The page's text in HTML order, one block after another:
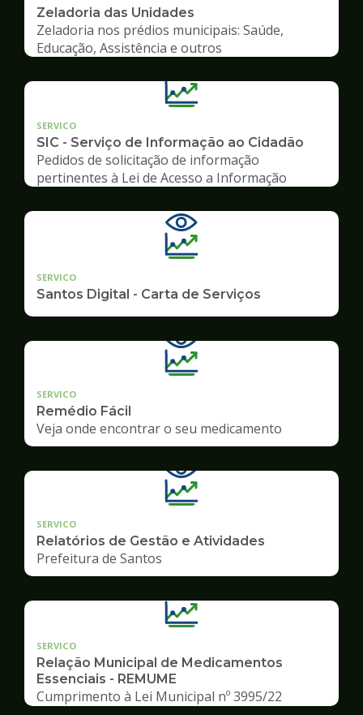
Zeladoria das Unidades
Zeladoria nos prédios municipais: Saúde,
Educação, Assistência e outros
SERVICO
SIC - Serviço de Informação ao Cidadão
Pedidos de solicitação de informação
pertinentes à Lei de Acesso a Informação
SERVICO
Santos Digital - Carta de Serviços
SERVICO
Remédio Fácil
Veja onde encontrar o seu medicamento
SERVICO
Relatórios de Gestão e Atividades
Prefeitura de Santos
SERVICO
Relação Municipal de Medicamentos
Essenciais - REMUME
Cumprimento à Lei Municipal nº 3995/22